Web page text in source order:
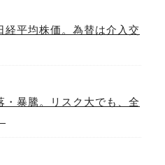
平均株価。為替は介入交
・暴騰。リスク大でも、全